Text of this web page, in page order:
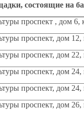
состоящие на
проспект , дом 6,
проспект, дом
проспект, дом
проспект, дом
проспект, дом
проспект, дом